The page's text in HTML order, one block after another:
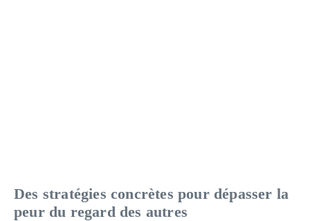
Des stratégies concrètes pour dépasser la
peur du regard des autres